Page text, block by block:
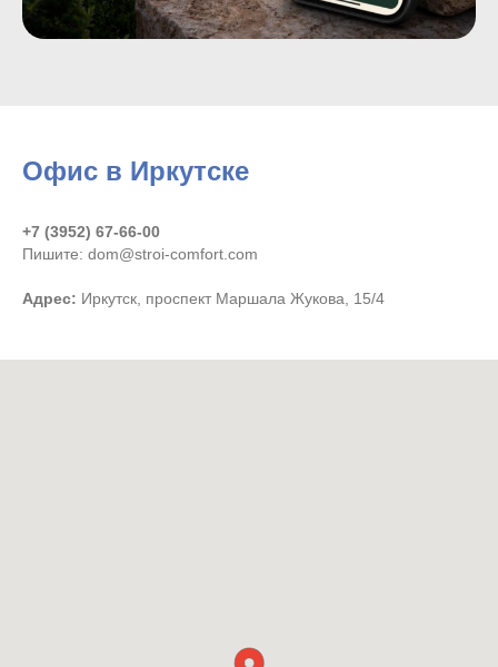
Офис в Иркутске
+7 (3952) 67-66-00
Пишите: dom@stroi-comfort.com
Адрес: Иркутск, проспект Маршала Жукова, 15/4